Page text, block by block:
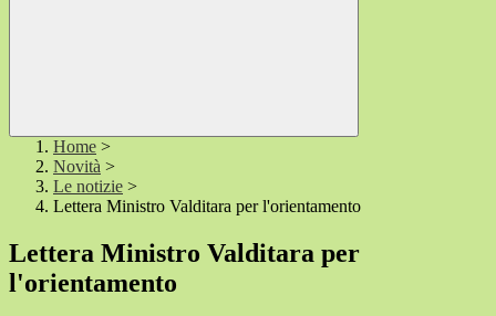
Home >
Novità >
Le notizie >
Lettera Ministro Valditara per l'orientamento
Lettera Ministro Valditara per
l'orientamento